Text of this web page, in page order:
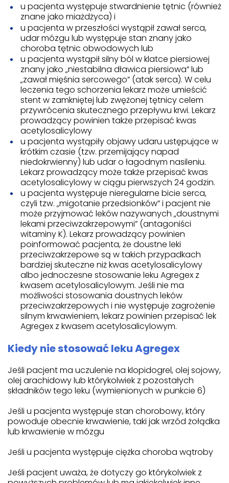
u pacjenta występuje stwardnienie tętnic (również
znane jako miażdżyca) i
u pacjenta w przeszłości wystąpił zawał serca,
udar mózgu lub występuje stan znany jako
choroba tętnic obwodowych lub
u pacjenta wystąpił silny ból w klatce piersiowej
znany jako „niestabilna dławica piersiowa” lub
„zawał mięśnia sercowego” (atak serca). W celu
leczenia tego schorzenia lekarz może umieścić
stent w zamkniętej lub zwężonej tętnicy celem
przywrócenia skutecznego przepływu krwi. Lekarz
prowadzący powinien także przepisać kwas
acetylosalicylowy
u pacjenta wystąpiły objawy udaru ustępujące w
krótkim czasie (tzw. przemijający napad
niedokrwienny) lub udar o łagodnym nasileniu.
Lekarz prowadzący może także przepisać kwas
acetylosalicylowy w ciągu pierwszych 24 godzin.
u pacjenta występuje nieregularne bicie serca,
czyli tzw. „migotanie przedsionków” i pacjent nie
może przyjmować leków nazywanych „doustnymi
lekami przeciwzakrzepowymi” (antagoniści
witaminy K). Lekarz prowadzący powinien
poinformować pacjenta, że doustne leki
przeciwzakrzepowe są w takich przypadkach
bardziej skuteczne niż kwas acetylosalicylowy
albo jednoczesne stosowanie leku Agregex z
kwasem acetylosalicylowym. Jeśli nie ma
możliwości stosowania doustnych leków
przeciwzakrzepowych i nie występuje zagrożenie
silnym krwawieniem, lekarz powinien przepisać lek
Agregex z kwasem acetylosalicylowym.
Kiedy nie stosować leku Agregex
Jeśli pacjent ma uczulenie na klopidogrel, olej sojowy,
olej arachidowy lub którykolwiek z pozostałych
składników tego leku (wymienionych w punkcie 6)
Jeśli u pacjenta występuje stan chorobowy, który
powoduje obecnie krwawienie, taki jak wrzód żołądka
lub krwawienie w mózgu
Jeśli u pacjenta występuje ciężka choroba wątroby
Jeśli pacjent uważa, że dotyczy go którykolwiek z